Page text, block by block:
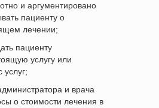
и аргументировано
пациенту о
лечении;
пациенту
услугу или
услуг;
и врача
о стоимости лечения в